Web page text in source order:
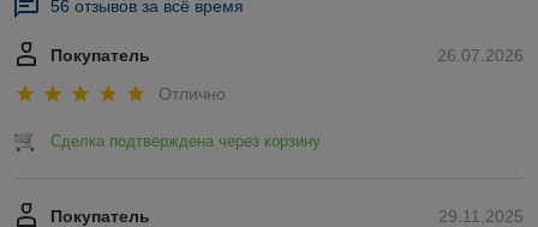
56 отзывов за всё время
26.07.2026
Покупатель
Отлично
Сделка подтверждена через корзину
29.11.2025
Покупатель